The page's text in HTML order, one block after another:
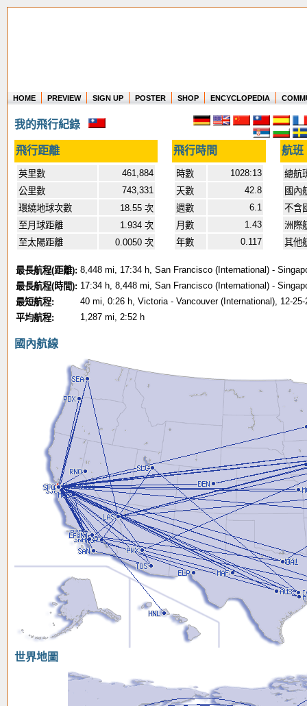
Where in the world have you flown?
How long have you been in the air?
Create your own FlightMemory and see!
HOME PREVIEW SIGN UP POSTER SHOP ENCYCLOPEDIA
我的飛行紀錄
飛行距離 飛行時間 航班
英里數
461,884
公里數
743,331
環繞地球次數
18.55 次
至月球距離
1.934 次
至太陽距離
0.0050 次
時數
1028:13
天數
42.8
週數
6.1
月數
1.43
年數
0.117
總航
國內
不含
洲際
其他
最長航程(距離): 8,448 mi, 17:34 h, San Francisco (International) -
最長航程(時間): 17:34 h, 8,448 mi, San Francisco (International) -
最短航程:
40 mi, 0:26 h, Victoria - Vancouver (International), 12-25-
平均航程:
1,287 mi, 2:52 h
國內航線
世界地圖